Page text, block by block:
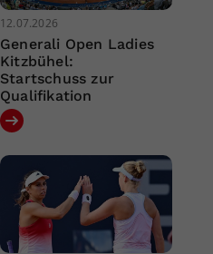
12.07.2026
Generali Open Ladies
Kitzbühel:
Startschuss zur
Qualifikation